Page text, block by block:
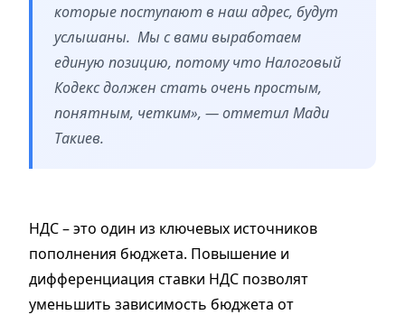
которые поступают в наш адрес, будут
услышаны. Мы с вами выработаем
единую позицию, потому что Налоговый
Кодекс должен стать очень простым,
понятным, четким», — отметил Мади
Такиев.
НДС – это один из ключевых источников
пополнения бюджета. Повышение и
дифференциация ставки НДС позволят
уменьшить зависимость бюджета от